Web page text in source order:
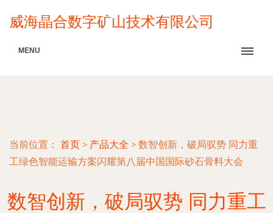
威海晶合数字矿山技术有限公司
MENU
当前位置： 首页 > 产品大全 > 数智创新，破局驭势 同力重
工绿色智能运输方案闪耀第八届中国国际砂石骨料大会
数智创新，破局驭势 同力重工